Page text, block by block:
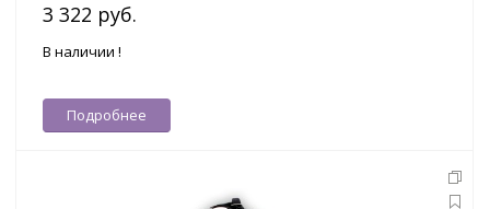
3 322 руб.
В наличии !
Подробнее